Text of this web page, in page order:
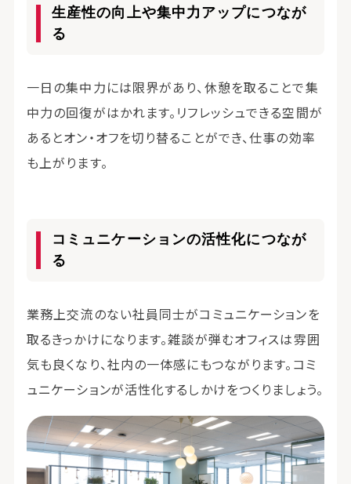
生産性の向上や集中力アップにつなが
る
一日の集中力には限界があり、休憩を取ることで集
中力の回復がはかれます。リフレッシュできる空間が
あるとオン・オフを切り替ることができ、仕事の効率
も上がります。
コミュニケーションの活性化につなが
る
業務上交流のない社員同士がコミュニケーションを
取るきっかけになります。雑談が弾むオフィスは雰囲
気も良くなり、社内の一体感にもつながります。コミ
ュニケーションが活性化するしかけをつくりましょう。